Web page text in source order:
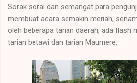
Sorak sorai dan semangat para
membuat acara semakin meriah,
oleh beberapa tarian daerah, ada flash
tarian betawi dan tarian Maumere.